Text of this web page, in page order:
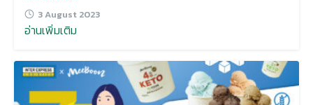
3 August 2023
อ่านเพิ่มเติม